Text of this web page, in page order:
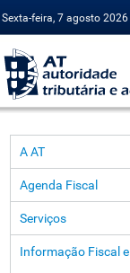
Sexta-feira, 7 agosto 2026
A AT
Agenda Fiscal
Serviços
Informação Fiscal e